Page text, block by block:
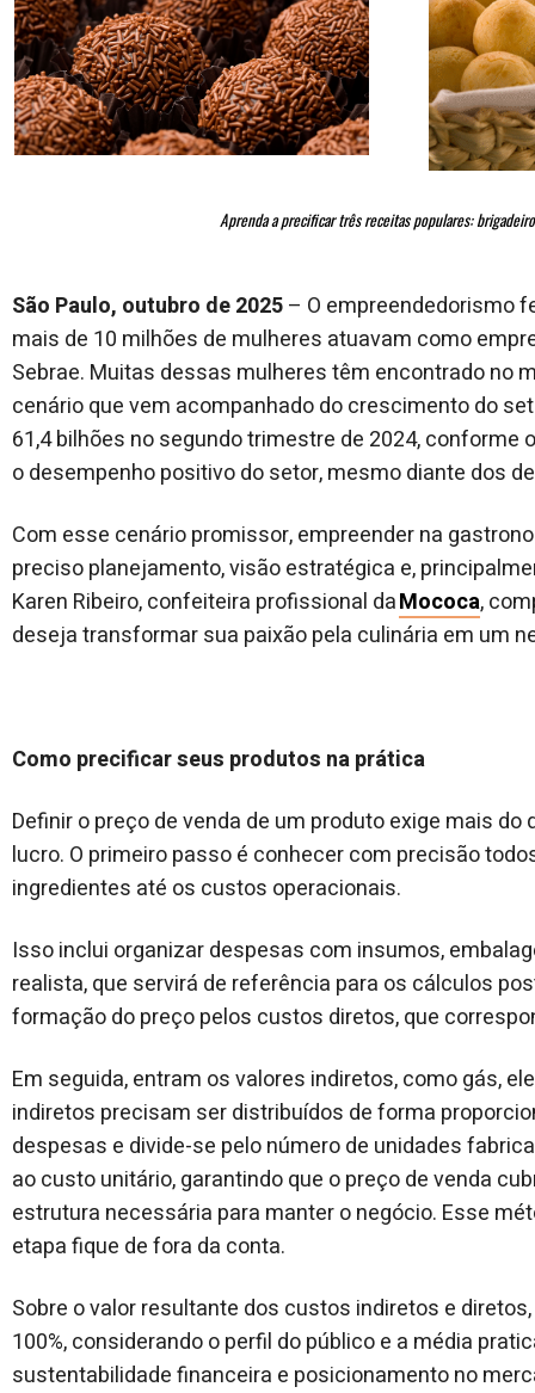
Aprenda a precificar três receitas populares:
São Paulo, outubro de 2025– O empreendedorismo
mais de 10 milhões de mulheres atuavam como
Sebrae. Muitas dessas mulheres têm encontrado no
cenário que vem acompanhado do crescimento do
61,4 bilhões no segundo trimestre de 2024,
o desempenho positivo do setor, mesmo diante dos
Com esse cenário promissor, empreender na
preciso planejamento, visão estratégica e,
Karen Ribeiro, confeiteira profissional daMococa,
deseja transformar sua paixão pela culinária em um
Como precificar seus produtos na prática
Definir o preço de venda de um produto exige mais
lucro. O primeiro passo é conhecer com precisão
ingredientes até os custos operacionais.
Isso inclui organizar despesas com insumos,
realista, que servirá de referência para os cálculos
formação do preço pelos custos diretos, que
Em seguida, entram os valores indiretos, como gás,
indiretos precisam ser distribuídos de forma
despesas e divide-se pelo número de unidades
ao custo unitário, garantindo que o preço de venda
estrutura necessária para manter o negócio. Esse
etapa fique de fora da conta.
Sobre o valor resultante dos custos indiretos e
100%, considerando o perfil do público e a média
sustentabilidade financeira e posicionamento no